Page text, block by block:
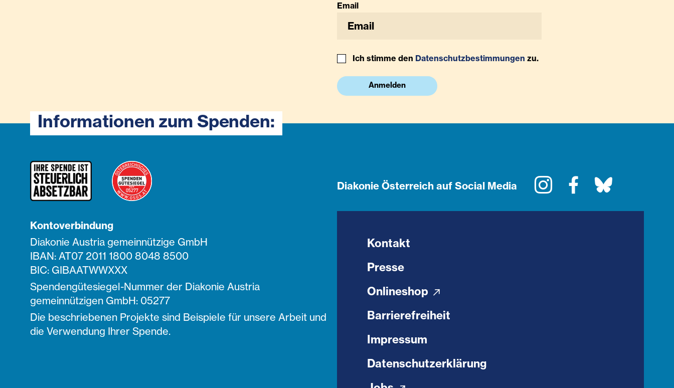
Email
Ich stimme den Datenschutzbestimmungen zu.
Anmelden
Informationen zum Spenden:
Kontoverbindung
Diakonie Austria gemeinnützige GmbH
IBAN: AT07 2011 1800 8048 8500
BIC: GIBAATWWXXX
Spendengütesiegel-Nummer der Diakonie Austria
gemeinnützigen GmbH: 05277
Die beschriebenen Projekte sind Beispiele für unsere Arbeit und
die Verwendung Ihrer Spende.
Diakonie Österreich auf Social Media InstagramFacebook
Kontakt
Presse
Onlineshop
Barrierefreiheit
Impressum
Datenschutzerklärung